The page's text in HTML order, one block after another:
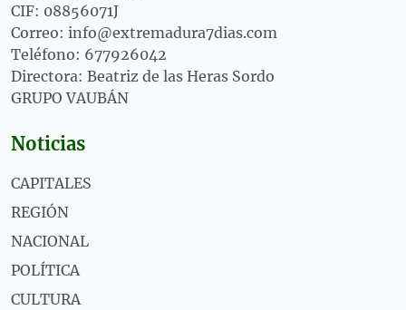
CIF: 08856071J
Correo: info@extremadura7dias.com
Teléfono: 677926042
Directora: Beatriz de las Heras Sordo
GRUPO VAUBÁN
Noticias
CAPITALES
REGIÓN
NACIONAL
POLÍTICA
CULTURA